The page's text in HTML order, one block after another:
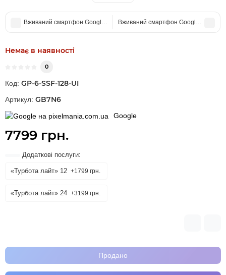
Вживаний смартфон Google Pixel 6a 128Gb Charcoal GX7AS US
Вживаний смартфон Google Pixel 6
Немає в наявності
0
Код: GP-6-SSF-128-UI
Артикул: GB7N6
Google
7799 грн.
Додаткові послуги:
«Турбота лайт» 12 +1799 грн.
«Турбота лайт» 24 +3199 грн.
Продано